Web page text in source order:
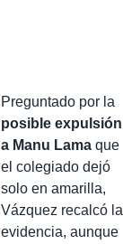
Preguntado por la
posible expulsión
a Manu Lama que
el colegiado dejó
solo en amarilla,
Vázquez recalcó la
evidencia, aunque